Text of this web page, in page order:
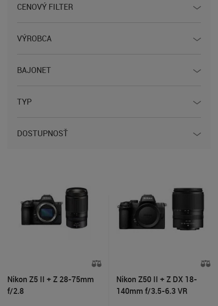
CENOVÝ FILTER
VÝROBCA
BAJONET
TYP
DOSTUPNOSŤ
Nikon Z5 II + Z 28-75mm
f/2.8
Nikon Z50 II + Z DX 18-
140mm f/3.5-6.3 VR